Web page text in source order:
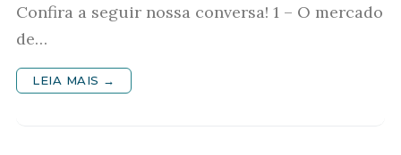
Confira a seguir nossa conversa! 1 – O mercado
de…
LEIA MAIS →